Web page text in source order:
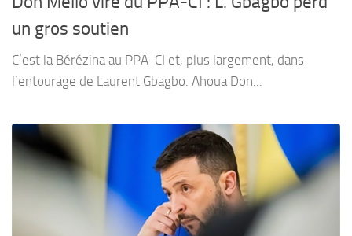
un gros soutien
C’est la Bérézina au PPA-CI et, plus largement, dans
l’entourage de Laurent Gbagbo. Ahoua Don...